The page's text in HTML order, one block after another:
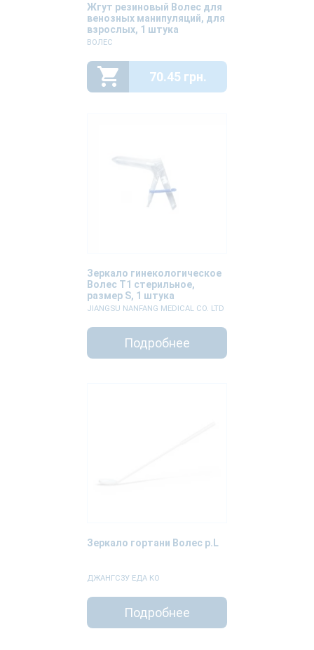
Жгут резиновый Волес для
венозных манипуляций, для
взрослых, 1 штука
ВОЛЕС
70.45 грн.
Зеркало гинекологическое
Волес Т1 стерильное,
размер S, 1 штука
JIANGSU NANFANG MEDICAL CO. LTD
Подробнее
Зеркало гортани Волес р.L
ДЖАНГСЗУ ЕДА КО
Подробнее